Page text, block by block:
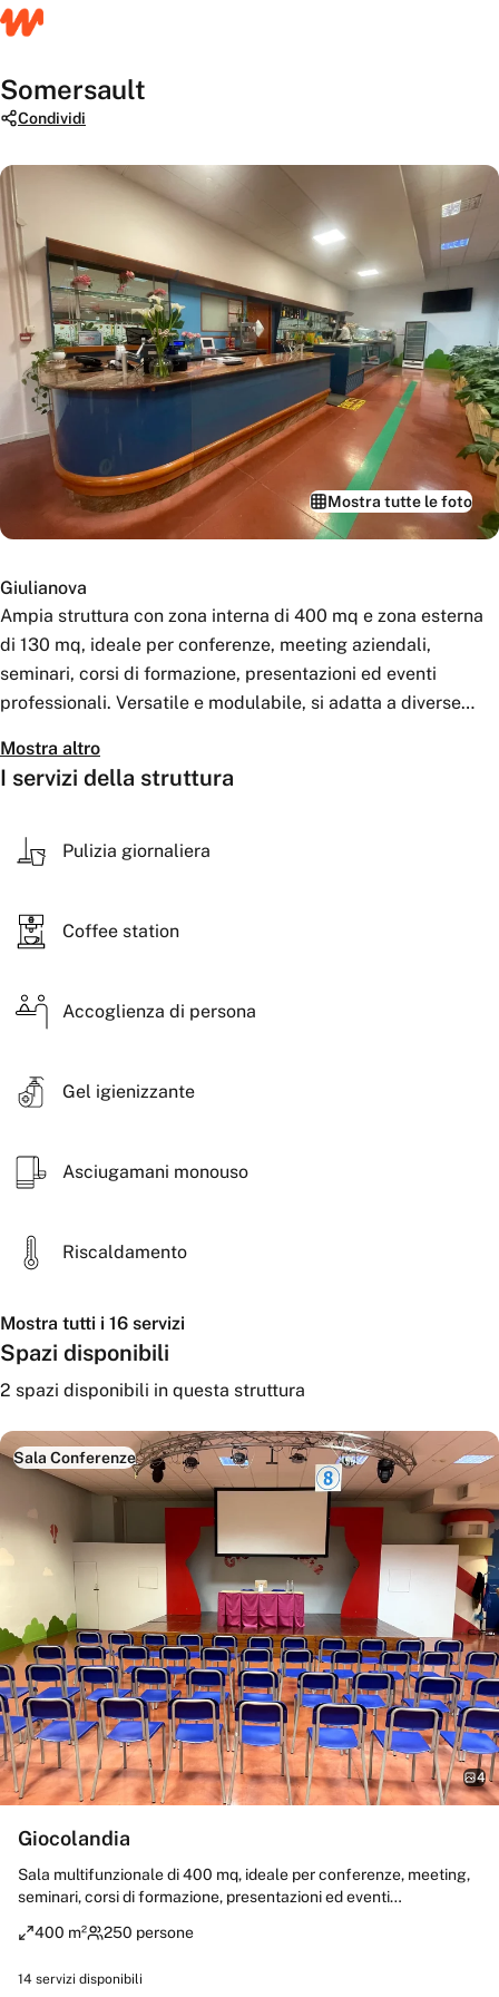
Somersault
Condividi
Mostra tutte le foto
Giulianova
Ampia struttura con zona interna di 400 mq e zona esterna
di 130 mq, ideale per conferenze, meeting aziendali,
seminari, corsi di formazione, presentazioni ed eventi
professionali. Versatile e modulabile, si adatta a diverse
La struttura dispone di:
- Ambiente interno completamente climatizzato
- Impianto audio con diffusione sonora di alta qualità e
- Predisposizione tecnica ed elettrica per attività
multimediali
servizi catering personalizzati
- Bar interno dedicato all'accoglienza degli ospiti
Grazie agli spazi ampi e alle attrezzature disponibili,
formativi e istituzionali.
Mostra altro
I servizi della struttura
Pulizia giornaliera
Coffee station
Accoglienza di persona
Gel igienizzante
Asciugamani monouso
Riscaldamento
Mostra tutti i 16 servizi
Spazi disponibili
2 spazi disponibili in questa struttura
Sala Conferenze
4
Giocolandia
Sala multifunzionale di 400 mq, ideale per conferenze, meeting,
seminari, corsi di formazione, presentazioni ed eventi
climatizzazione, proiettore con maxi schermo, impianto audio
tecnica per attività multimediali. Disponibili servizi catering
400 m² 250 persone
14 servizi disponibili